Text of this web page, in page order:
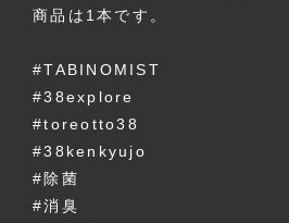
商品は1本です。
#TABINOMIST
#38explore
#toreotto38
#38kenkyujo
#除菌
#消臭